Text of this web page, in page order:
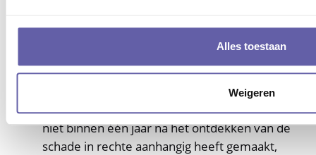
Alles toestaan
Weigeren
tenzij deze onjuistheid of onvolledigheid voor
Opdrachtnemer duidelijk kenbaar was of
behoorde te zijn.
Indien Opdrachtgever en/of de Deelnemer een
eventuele vordering jegens Opdrachtnemer
niet binnen één jaar na het ontdekken van de
schade in rechte aanhangig heeft gemaakt,